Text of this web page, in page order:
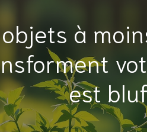
à
est